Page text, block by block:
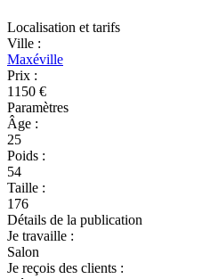
Localisation et tarifs
Ville :
Maxéville
Prix :
1150 €
Paramètres
Âge :
25
Poids :
54
Taille :
176
Détails de la publication
Je travaille :
Salon
Je reçois des clients :